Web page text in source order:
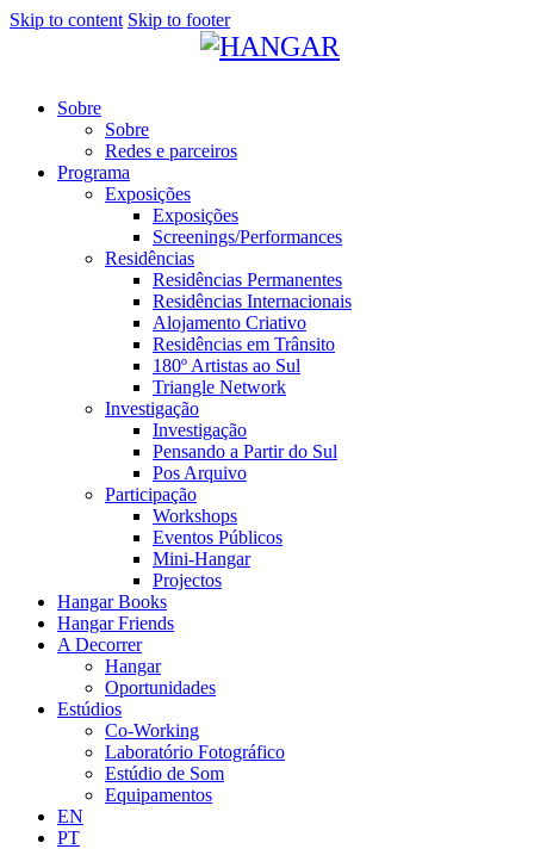
Skip to content Skip to footer
Sobre
Sobre
Redes e parceiros
Programa
Exposições
Exposições
Screenings/Performances
Residências
Residências Permanentes
Residências Internacionais
Alojamento Criativo
Residências em Trânsito
180º Artistas ao Sul
Triangle Network
Investigação
Investigação
Pensando a Partir do Sul
Pos Arquivo
Participação
Workshops
Eventos Públicos
Mini-Hangar
Projectos
Hangar Books
Hangar Friends
A Decorrer
Hangar
Oportunidades
Estúdios
Co-Working
Laboratório Fotográfico
Estúdio de Som
Equipamentos
EN
PT